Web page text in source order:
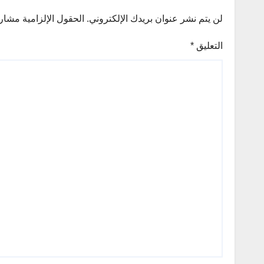
لن يتم نشر عنوان بريدك الإلكتروني. الحقول الإلزامية مشار
التعليق *